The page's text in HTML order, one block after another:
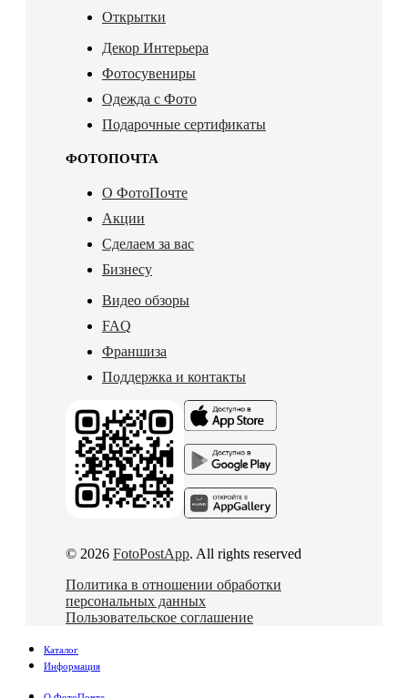
Открытки
Декор Интерьера
Фотосувениры
Одежда с Фото
Подарочные сертификаты
ФОТОПОЧТА
О ФотоПочте
Акции
Сделаем за вас
Бизнесу
Видео обзоры
FAQ
Франшиза
Поддержка и контакты
© 2026 FotoPostApp. All rights reserved
Политика в отношении обработки
персональных данных
Пользовательское соглашение
Каталог
Информация